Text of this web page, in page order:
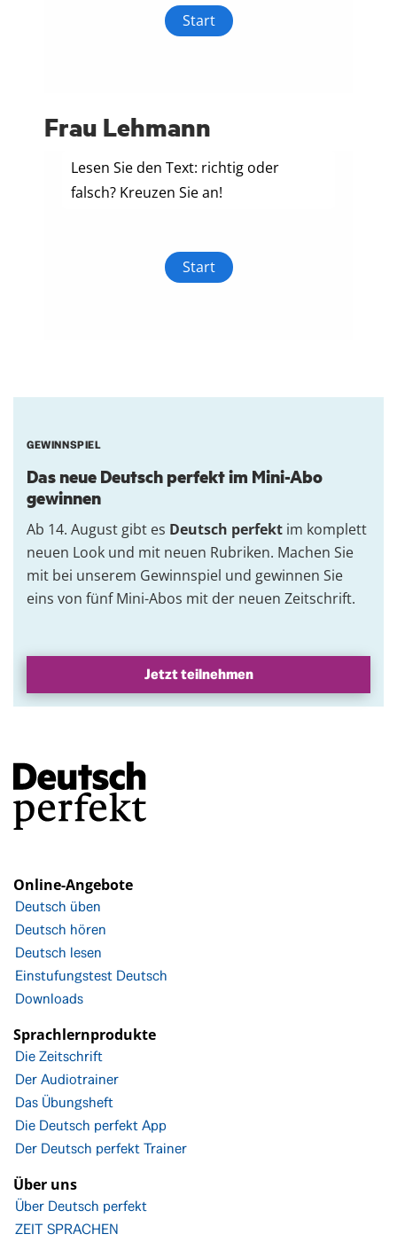
Frau Lehmann
GEWINNSPIEL
Das neue Deutsch perfekt im Mini-Abo
gewinnen
Ab 14. August gibt es Deutsch perfekt im komplett
neuen Look und mit neuen Rubriken. Machen Sie
mit bei unserem Gewinnspiel und gewinnen Sie
eins von fünf Mini-Abos mit der neuen Zeitschrift.
Jetzt teilnehmen
Online-Angebote
Deutsch üben
Deutsch hören
Deutsch lesen
Einstufungstest Deutsch
Downloads
Sprachlernprodukte
Die Zeitschrift
Der Audiotrainer
Das Übungsheft
Die Deutsch perfekt App
Der Deutsch perfekt Trainer
Über uns
Über Deutsch perfekt
ZEIT SPRACHEN